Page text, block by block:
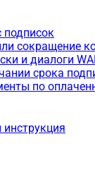
подписок
сокращение
и диалоги
срока
по